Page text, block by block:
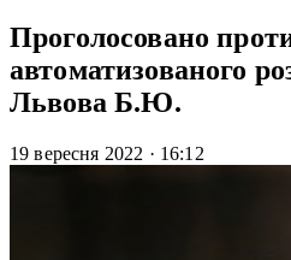
Проголосовано
автоматизованого
Львова Б.Ю.
19 вересня 2022 · 16:12